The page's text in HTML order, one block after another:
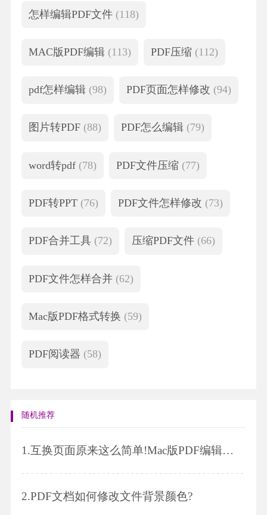
怎样编辑PDF文件 (118)
MAC版PDF编辑 (113) PDF压缩 (112)
pdf怎样编辑 (98) PDF页面怎样修改 (94)
图片转PDF (88) PDF怎么编辑 (79)
word转pdf (78) PDF文件压缩 (77)
PDF转PPT (76) PDF文件怎样修改 (73)
PDF合并工具 (72) 压缩PDF文件 (66)
PDF文件怎样合并 (62)
Mac版PDF格式转换 (59)
PDF阅读器 (58)
随机推荐
1.互换页面原来这么简单!Mac版PDF编辑技巧
2.PDF文档如何修改文件背景颜色?